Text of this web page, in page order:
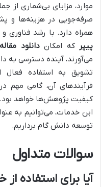
موارد، مزایای بی‌شماری از
صرفه‌جویی در هزینه‌ها و
همراه دارد. با رشد فناوری
پیپر که امکاندانلود مقاله
می‌آورند، آینده دسترسی
تشویق به استفاده فعال
فرآیندهای آن، گامی مهم
کیفیت پژوهش‌ها خواهد بود.
این خدمات، می‌توانیم به
توسعه دانش گام برداریم.
سوالات متداول
آیا برای استفاده